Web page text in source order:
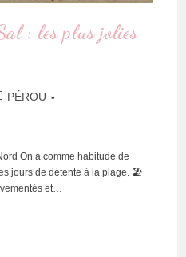
: les plus jolies
PÉROU
On a comme habitude de
jours de détente à la plage. 🏖
et…